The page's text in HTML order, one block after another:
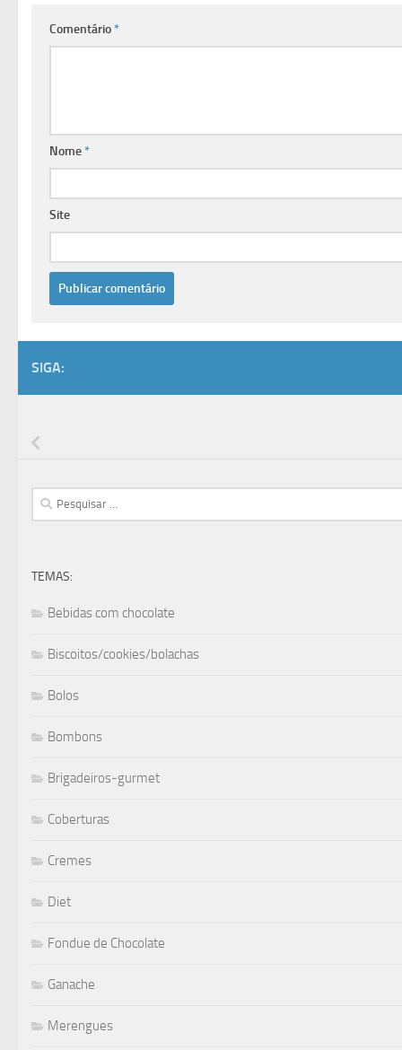
Comentário*
Nome*
Site
SIGA:
Pesquisar
por:
TEMAS:
Bebidas com chocolate
Biscoitos/cookies/bolachas
Bolos
Bombons
Brigadeiros-gurmet
Coberturas
Cremes
Diet
Fondue de Chocolate
Ganache
Merengues